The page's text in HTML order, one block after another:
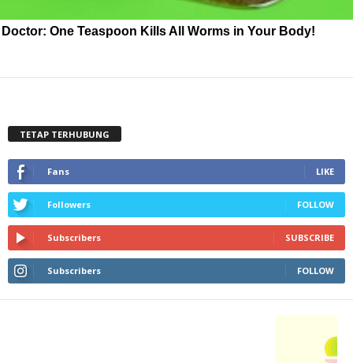
Doctor: One Teaspoon Kills All Worms in Your Body!
TETAP TERHUBUNG
Fans LIKE
Followers FOLLOW
Subscribers SUBSCRIBE
Subscribers FOLLOW